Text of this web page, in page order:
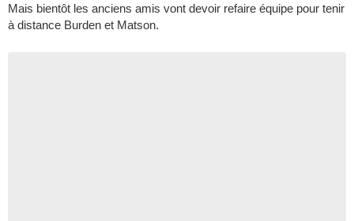
Mais bientôt les anciens amis vont devoir refaire équipe pour tenir
à distance Burden et Matson.